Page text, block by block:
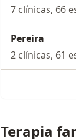
7 clínicas, 66
Pereira
2 clínicas, 61
Terapia